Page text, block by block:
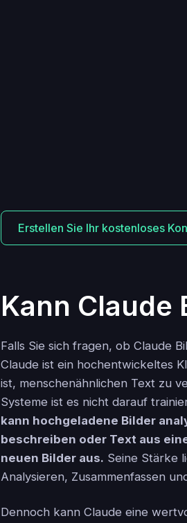
Erstellen Sie Ihr kostenloses
Kann Claude
Falls Sie sich fragen, ob Claude
Claude ist ein hochentwickeltes
ist, menschenähnlichen Text zu
Systeme ist es nicht darauf
kann hochgeladene Bilder
beschreiben oder Text aus
neuen Bilder aus. Seine Stärke
Analysieren, Zusammenfassen
Dennoch kann Claude eine